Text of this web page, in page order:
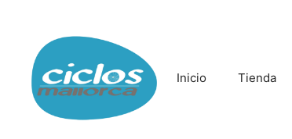
contenido
Inicio Tienda